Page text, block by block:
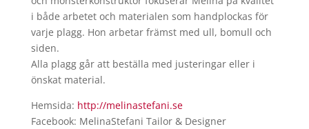
i både arbetet och materialen som handplockas för
varje plagg. Hon arbetar främst med ull, bomull och
siden.
Alla plagg går att beställa med justeringar eller i
önskat material.
Hemsida: http://melinastefani.se
Facebook: MelinaStefani Tailor & Designer